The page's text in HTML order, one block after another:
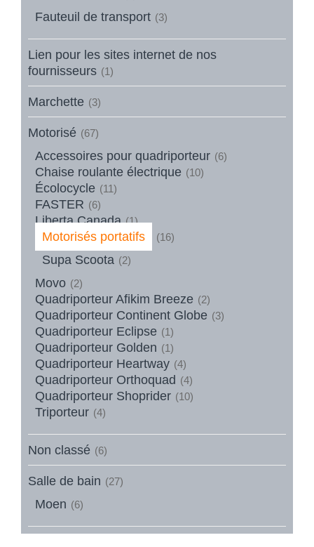
Fauteuil de transport (3)
Lien pour les sites internet de nos
fournisseurs (1)
Marchette (3)
Motorisé (67)
Accessoires pour quadriporteur (6)
Chaise roulante électrique (10)
Écolocycle (11)
FASTER (6)
Liberta Canada (1)
Motorisés portatifs (16)
Supa Scoota (2)
Movo (2)
Quadriporteur Afikim Breeze (2)
Quadriporteur Continent Globe (3)
Quadriporteur Eclipse (1)
Quadriporteur Golden (1)
Quadriporteur Heartway (4)
Quadriporteur Orthoquad (4)
Quadriporteur Shoprider (10)
Triporteur (4)
Non classé (6)
Salle de bain (27)
Moen (6)